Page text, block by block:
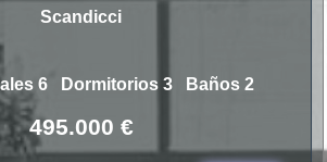
Scandicci
6 Dormitorios 3 Baños 2
495.000 €